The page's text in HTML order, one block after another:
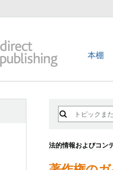
本棚
法的情報およびコン